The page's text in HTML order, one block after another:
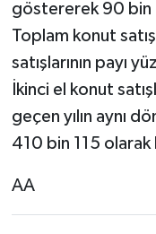
göstererek 90 bin
Toplam konut
satışlarının payı
İkinci el konut
geçen yılın aynı
410 bin 115
AA